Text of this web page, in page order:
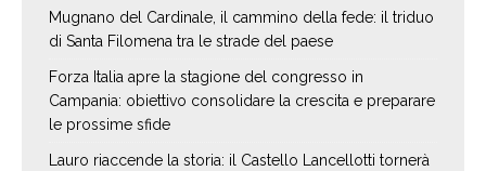
Mugnano del Cardinale, il cammino della fede: il triduo
di Santa Filomena tra le strade del paese
Forza Italia apre la stagione del congresso in
Campania: obiettivo consolidare la crescita e preparare
le prossime sfide
Lauro riaccende la storia: il Castello Lancellotti tornerà